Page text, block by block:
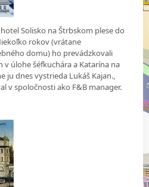
Solisko na Štrbskom plese do
rokov (vrátane
domu) ho prevádzkovali
v úlohe šéfkuchára a Katarína na
ju dnes vystrieda Lukáš Kajan.,
v spoločnosti ako F&B manager.